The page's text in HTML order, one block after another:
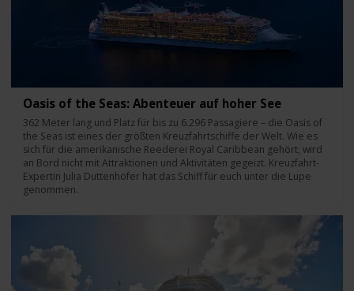
Oasis of the Seas: Abenteuer auf hoher See
362 Meter lang und Platz für bis zu 6.296 Passagiere – die Oasis of
the Seas ist eines der größten Kreuzfahrtschiffe der Welt. Wie es
sich für die amerikanische Reederei Royal Caribbean gehört, wird
an Bord nicht mit Attraktionen und Aktivitäten gegeizt. Kreuzfahrt-
Expertin Julia Duttenhöfer hat das Schiff für euch unter die Lupe
genommen.